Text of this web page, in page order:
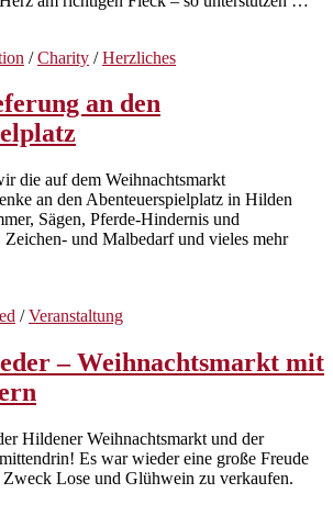
/Charity /Herzliches
an den
die auf dem Weihnachtsmarkt
an den Abenteuerspielplatz in Hilden
Sägen, Pferde-Hindernis und
Zeichen- und Malbedarf und vieles mehr
/Veranstaltung
– Weihnachtsmarkt mit
Hildener Weihnachtsmarkt und der
Es war wieder eine große Freude
Lose und Glühwein zu verkaufen.